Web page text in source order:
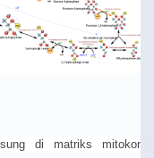
di matriks